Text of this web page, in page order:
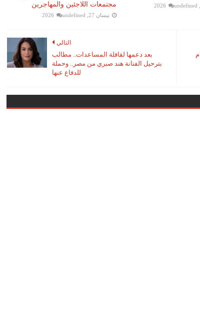
undefined
مجتمعات اللاجئين والمهاجرين
نيسان 27, 2026 undefined
التالي
بعد دعمها لقافلة المساعدات.. مطالب
بترحيل الفنانة هند صبري من مصر.. وحملة
للدفاع عنها